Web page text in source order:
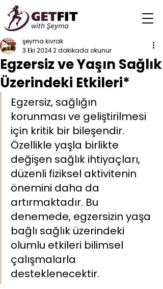
Egzersiz ve Yaşın Sağlık
Üzerindeki Etkileri*
şeyma kıvrak
3 Eki 20242 dakikada okunur
Egzersiz, sağlığın
korunması ve geliştirilmesi
için kritik bir bileşendir.
Özellikle yaşla birlikte
değişen sağlık ihtiyaçları,
düzenli fiziksel aktivitenin
önemini daha da
artırmaktadır. Bu
denemede, egzersizin yaşa
bağlı sağlık üzerindeki
olumlu etkileri bilimsel
çalışmalarla
desteklenecektir.